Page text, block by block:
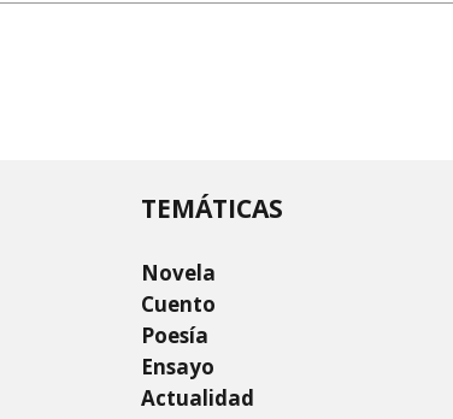
TEMÁTICAS
Novela
Cuento
Poesía
Ensayo
Actualidad